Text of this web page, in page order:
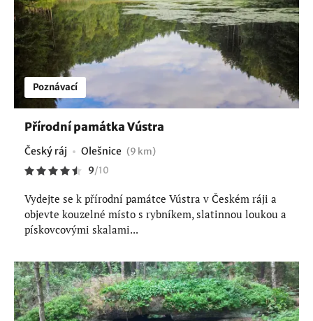
Poznávací
Přírodní památka Vústra
Český ráj Olešnice (9 km)
9/10
Vydejte se k přírodní památce Vústra v Českém ráji a
objevte kouzelné místo s rybníkem, slatinnou loukou a
pískovcovými skalami...